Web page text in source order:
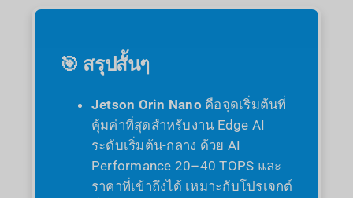
🎯 สรุปสั้นๆ
Jetson Orin Nano คือจุดเริ่มต้นที่
คุ้มค่าที่สุดสำหรับงาน Edge AI
ระดับเริ่มต้น-กลาง ด้วย AI
Performance 20–40 TOPS และ
ราคาที่เข้าถึงได้ เหมาะกับโปรเจกต์